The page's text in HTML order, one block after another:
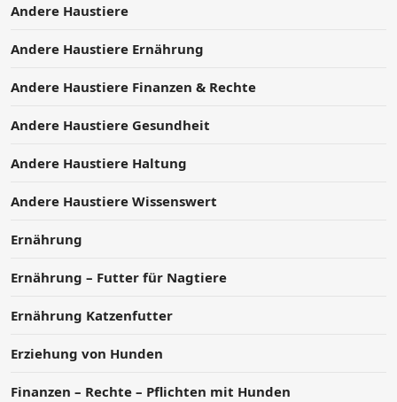
Andere Haustiere
Andere Haustiere Ernährung
Andere Haustiere Finanzen & Rechte
Andere Haustiere Gesundheit
Andere Haustiere Haltung
Andere Haustiere Wissenswert
Ernährung
Ernährung – Futter für Nagtiere
Ernährung Katzenfutter
Erziehung von Hunden
Finanzen – Rechte – Pflichten mit Hunden